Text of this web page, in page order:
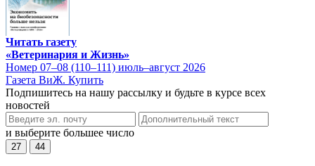
Читать газету
«Ветеринария и Жизнь»
Номер 07–08 (110–111) июль–август 2026
Газета ВиЖ. Купить
Подпишитесь на нашу рассылку и будьте в курсе всех
новостей
и выберите большее число
27 44